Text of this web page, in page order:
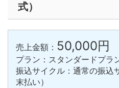
式）
売上金額： 50,000円
プラン：スタンダードプラ
振込サイクル：通常の振込
末払い）